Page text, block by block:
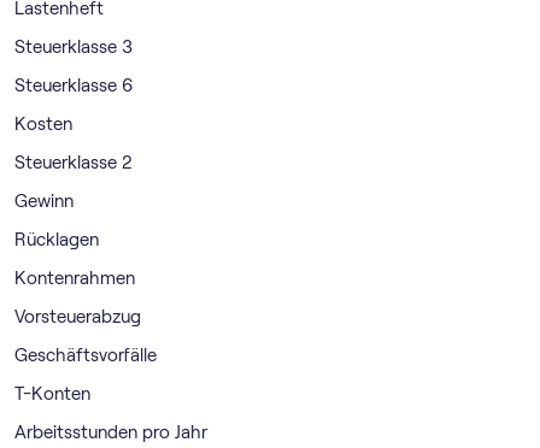
Lastenheft
Steuerklasse 3
Steuerklasse 6
Kosten
Steuerklasse 2
Gewinn
Rücklagen
Kontenrahmen
Vorsteuerabzug
Geschäftsvorfälle
T-Konten
Arbeitsstunden pro Jahr